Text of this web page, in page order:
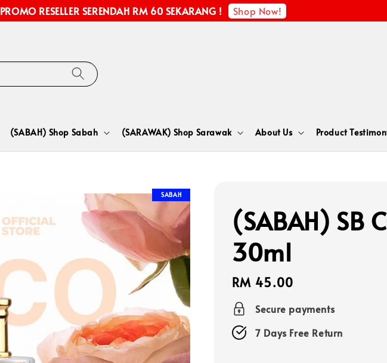
PROMO RESELLER SERENDAH RM 60 SEKARANG ! Shop Now!
(SABAH) Shop Sabah (SARAWAK) Shop Sarawak About Us Product
SABAH
(SABAH) SB
30ml
Regular
price
RM 45.00
Secure payments
7 Days Free Return